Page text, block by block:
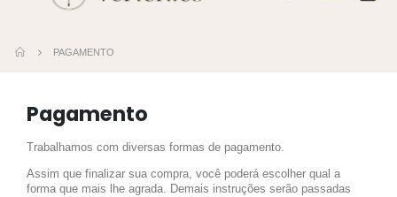
PAGAMENTO
Pagamento
Trabalhamos com diversas formas de pagamento.
Assim que finalizar sua compra, você poderá escolher qual a
forma que mais lhe agrada. Demais instruções serão passadas